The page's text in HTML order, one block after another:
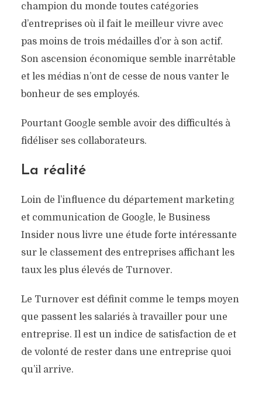
champion du monde toutes catégories
d’entreprises où il fait le meilleur vivre avec
pas moins de trois médailles d’or à son actif.
Son ascension économique semble inarrêtable
et les médias n’ont de cesse de nous vanter le
bonheur de ses employés.
Pourtant Google semble avoir des difficultés à
fidéliser ses collaborateurs.
La réalité
Loin de l’influence du département marketing
et communication de Google, le Business
Insider nous livre une étude forte intéressante
sur le classement des entreprises affichant les
taux les plus élevés de Turnover.
Le Turnover est définit comme le temps moyen
que passent les salariés à travailler pour une
entreprise. Il est un indice de satisfaction de et
de volonté de rester dans une entreprise quoi
qu’il arrive.